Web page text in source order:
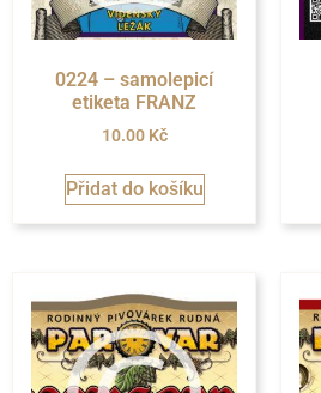
0224 – samolepicí
etiketa FRANZ
10.00 Kč
Přidat do košíku